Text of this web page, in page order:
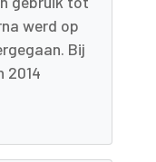
werd op
Bij
2014